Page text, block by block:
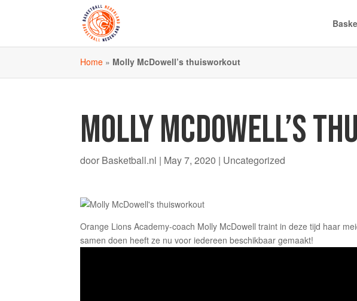
Home » Molly McDowell’s thuisworkout
MOLLY MCDOWELL’S
door Basketball.nl | May 7, 2020 | Uncategorized
Orange Lions Academy-coach Molly McDowell traint in deze tijd haar
samen doen heeft ze nu voor iedereen beschikbaar gemaakt!